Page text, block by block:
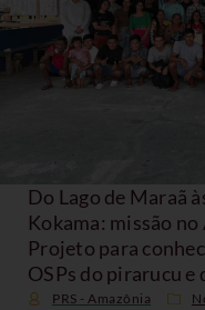
Do Lago de Maraã
Kokama: missão
Projeto para
OSPs do pirarucu
PRS - Amazônia